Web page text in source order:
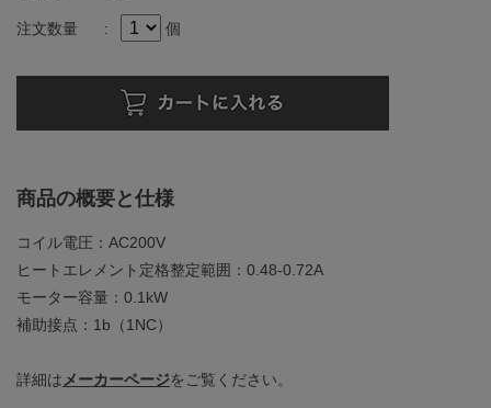
注文数量 : 個
商品の概要と仕様
コイル電圧：AC200V
ヒートエレメント定格整定範囲：0.48-0.72A
モーター容量：0.1kW
補助接点：1b（1NC）
詳細はメーカーページをご覧ください。